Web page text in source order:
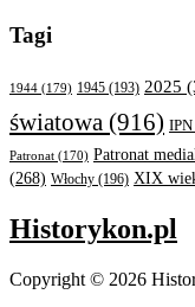
Tagi
1944 (179) 1945 (193) 2025
światowa (916) IPN
Patronat (170) Patronat
(268) Włochy (196) XIX
Historykon.pl
Copyright © 2026